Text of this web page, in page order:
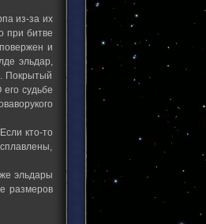
из-за их
при битве
и
эльдар,
Покрытый
судьбе
кто-то
эльдары
размеров